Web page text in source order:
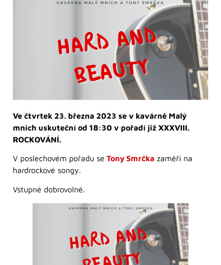
Ve čtvrtek 23. března 2023 se v kavárně Malý
mnich uskuteční od 18:30 v pořadí již XXXVIII.
ROCKOVÁNÍ.
V poslechovém pořadu se Tony Smrčka zaměří na
hardrockové songy.
Vstupné dobrovolné.